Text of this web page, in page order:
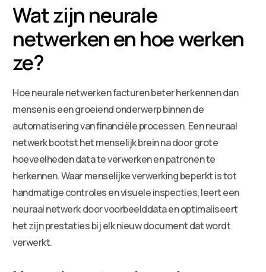
Wat zijn neurale
netwerken en hoe werken
ze?
Hoe neurale netwerken facturen beter herkennen dan
mensen is een groeiend onderwerp binnen de
automatisering van financiële processen. Een neuraal
netwerk bootst het menselijk brein na door grote
hoeveelheden data te verwerken en patronen te
herkennen. Waar menselijke verwerking beperkt is tot
handmatige controles en visuele inspecties, leert een
neuraal netwerk door voorbeelddata en optimaliseert
het zijn prestaties bij elk nieuw document dat wordt
verwerkt.